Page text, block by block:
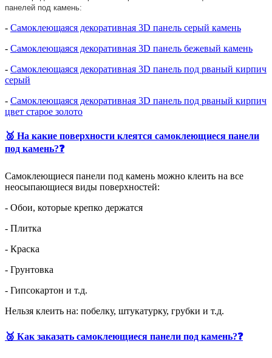
панелей под камень:
- Самоклеющаяся декоративная 3D панель серый камень
- Самоклеющаяся декоративная 3D панель бежевый камень
- Самоклеющаяся декоративная 3D панель под рваный кирпич
серый
- Самоклеющаяся декоративная 3D панель под рваный кирпич
цвет старое золото
🥈 На какие поверхности клеятся самоклеющиеся панели
под камень?❓
Самоклеющиеся панели под камень можно клеить на все
неосыпающиеся виды поверхностей:
- Обои, которые крепко держатся
- Плитка
- Краска
- Грунтовка
- Гипсокартон и т.д.
Нельзя клеить на: побелку, штукатурку, грубки и т.д.
🥉 Как заказать самоклеющиеся панели под камень?❓